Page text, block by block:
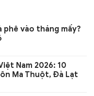
phê vào tháng mấy?
Nam 2026: 10
Ma Thuột, Đà Lạt